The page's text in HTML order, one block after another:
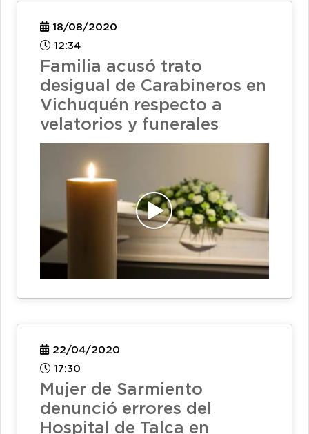
18/08/2020
12:34
Familia acusó trato
desigual de Carabineros en
Vichuquén respecto a
velatorios y funerales
22/04/2020
17:30
Mujer de Sarmiento
denunció errores del
Hospital de Talca en